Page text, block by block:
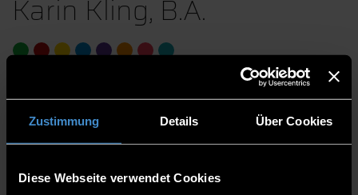
Zustimmung Details Über Cookies
Diese Webseite verwendet Cookies
Karin Kling, B.A.
Promotionszentrum DigiTech und NITRO
Forschungsdatenmanagement
Trainerin für Gute wissenschaftliche Praxis